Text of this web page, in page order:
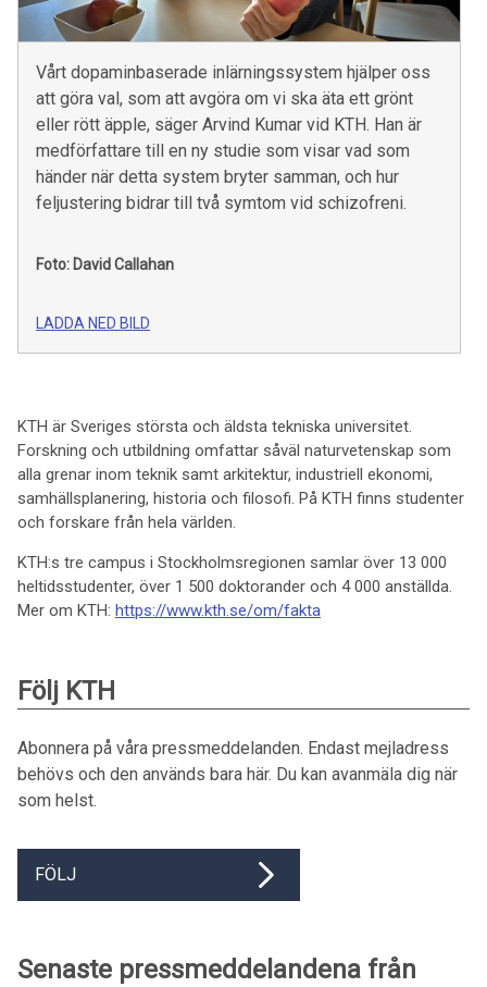
Vårt dopaminbaserade inlärningssystem hjälper oss
att göra val, som att avgöra om vi ska äta ett grönt
eller rött äpple, säger Arvind Kumar vid KTH. Han är
medförfattare till en ny studie som visar vad som
händer när detta system bryter samman, och hur
feljustering bidrar till två symtom vid schizofreni.
Foto: David Callahan
LADDA NED BILD
KTH är Sveriges största och äldsta tekniska universitet.
Forskning och utbildning omfattar såväl naturvetenskap som
alla grenar inom teknik samt arkitektur, industriell ekonomi,
samhällsplanering, historia och filosofi. På KTH finns studenter
och forskare från hela världen.
KTH:s tre campus i Stockholmsregionen samlar över 13 000
heltidsstudenter, över 1 500 doktorander och 4 000 anställda.
Mer om KTH: https://www.kth.se/om/fakta
Följ KTH
Abonnera på våra pressmeddelanden. Endast mejladress
behövs och den används bara här. Du kan avanmäla dig när
som helst.
FÖLJ
Senaste pressmeddelandena från